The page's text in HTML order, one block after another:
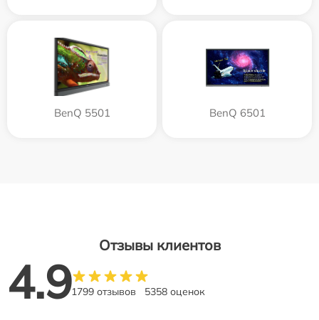
BenQ 5501 BenQ 6501
Отзывы клиентов
4.91799 отзывов 5358 оценок